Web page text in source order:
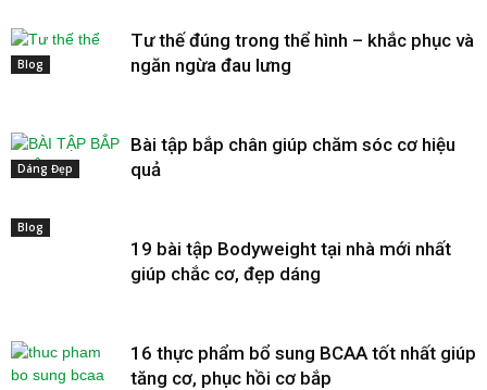
Blog
Tư thế đúng trong thể hình – khắc phục và
ngăn ngừa đau lưng
Dáng Đẹp
Bài tập bắp chân giúp chăm sóc cơ hiệu
quả
Blog
19 bài tập Bodyweight tại nhà mới nhất
giúp chắc cơ, đẹp dáng
16 thực phẩm bổ sung BCAA tốt nhất giúp
tăng cơ, phục hồi cơ bắp